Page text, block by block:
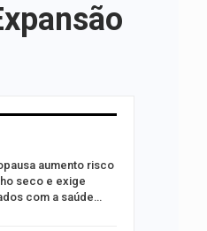
aumento risco
seco e exige
com a saúde…